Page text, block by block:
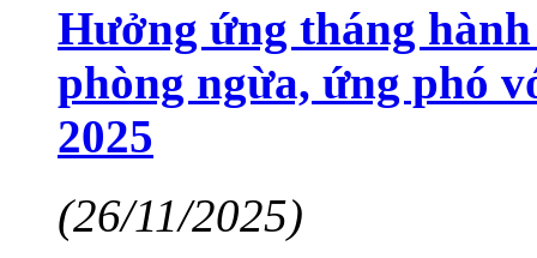
Hưởng ứng tháng
phòng ngừa, ứng phó
2025
(26/11/2025)